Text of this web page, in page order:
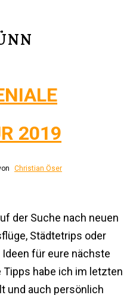
2019
Christian Öser
der Suche nach neuen
Städtetrips oder
für eure nächste
Tipps habe ich im letzten
und auch persönlich